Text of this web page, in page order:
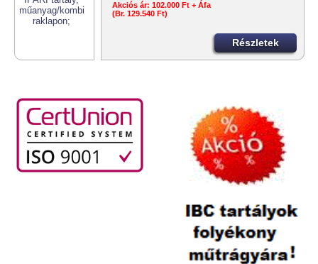
Akciós ár: 102.000 Ft + Áfa
(Br. 129.540 Ft)
Részletek